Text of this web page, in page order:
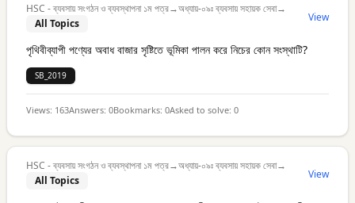
HSC - ব্যবসায় সংগঠন ও ব্যবস্থাপনা ১ম পত্র→অধ্যায়-০৯ঃ ব্যবসায় সহায়ক সেবা→
All Topics
View
পৃথিবীব্যাপী পণ্যের অবাধ বাজার সৃষ্টিতে ভূমিকা পালন করে নিচের কোন সংস্থাটি?
SB_2019
Views: 163Answers: 0Bookmarks: 0Asked to solve: 0
HSC - ব্যবসায় সংগঠন ও ব্যবস্থাপনা ১ম পত্র→অধ্যায়-০৯ঃ ব্যবসায় সহায়ক সেবা→
All Topics
View